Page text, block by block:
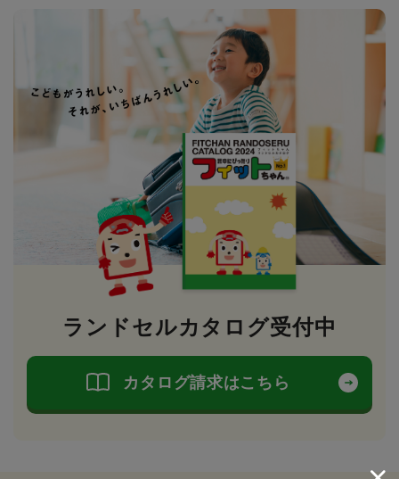
ランドセルカタログ受付中
カタログ請求はこちら